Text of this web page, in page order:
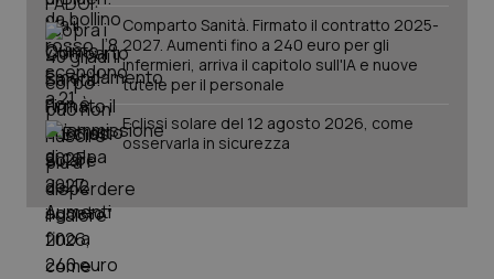
Comparto Sanità. Firmato il contratto 2025-
2027. Aumenti fino a 240 euro per gli
infermieri, arriva il capitolo sull'IA e nuove
tutele per il personale
Eclissi solare del 12 agosto 2026, come
osservarla in sicurezza